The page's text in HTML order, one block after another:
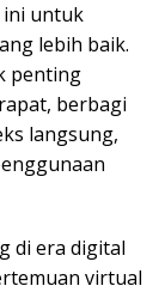
ini untuk
lebih baik.
penting
berbagi
langsung,
di era digital
virtual